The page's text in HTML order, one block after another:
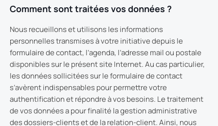
Comment sont traitées vos données ?
Nous recueillons et utilisons les informations
personnelles transmises à votre initiative depuis le
formulaire de contact, l’agenda, l’adresse mail ou postale
disponibles sur le présent site Internet. Au cas particulier,
les données sollicitées sur le formulaire de contact
s’avèrent indispensables pour permettre votre
authentification et répondre à vos besoins. Le traitement
de vos données a pour finalité la gestion administrative
des dossiers-clients et de la relation-client. Ainsi, nous